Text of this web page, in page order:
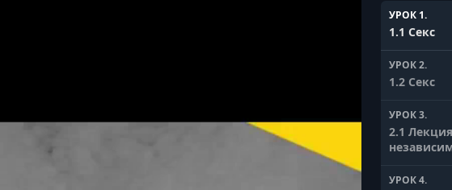
УРОК 1.
1.1 Секс
УРОК 2.
1.2 Секс
УРОК 3.
2.1
УРОК 4.